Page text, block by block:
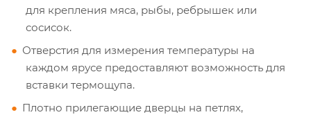
для крепления мяса, рыбы, ребрышек или
сосисок.
Отверстия для измерения температуры на
каждом ярусе предоставляют возможность для
вставки термощупа.
Плотно прилегающие дверцы на петлях,